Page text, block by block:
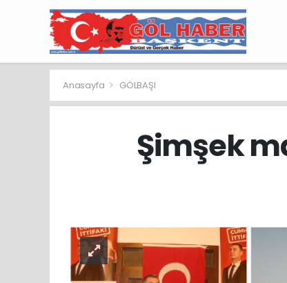
Anasayfa GÖLBAŞI
Şimşek